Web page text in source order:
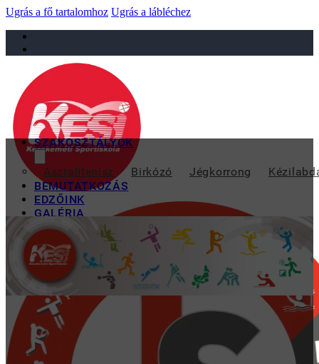
Ugrás a fő tartalomhoz Ugrás a lábléchez
sportiskola@juniorsportkft.hu
SZAKOSZTÁLYOK
Asztalitenisz Birkózó Jégkorrong
BEMUTATKOZÁS
EDZŐINK
GALÉRIA
TAO
KAPCSOLAT